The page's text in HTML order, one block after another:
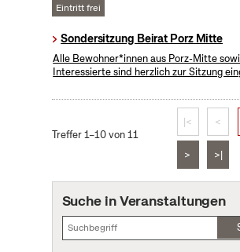
Eintritt frei
Sondersitzung Beirat Porz Mitte
Alle Bewohner*innen aus Porz-Mitte
Interessierte sind herzlich zur Sitzung
Treffer 1–10 von 11
|< <
> >|
Suche in Veranstaltungen